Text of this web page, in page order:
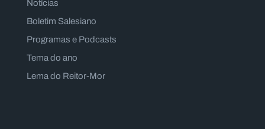
Notícias
Boletim Salesiano
Programas e Podcasts
Tema do ano
Lema do Reitor-Mor